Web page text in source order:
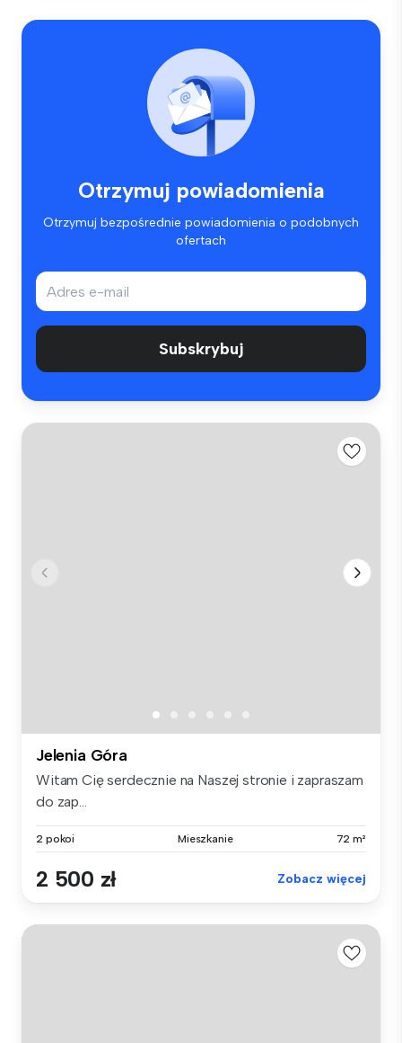
Otrzymuj powiadomienia
Otrzymuj bezpośrednie powiadomienia o podobnych
ofertach
Subskrybuj
Jelenia Góra
Witam Cię serdecznie na Naszej stronie i zapraszam
do zap...
2 pokoi Mieszkanie 72 m²
2 500 zł Zobacz więcej